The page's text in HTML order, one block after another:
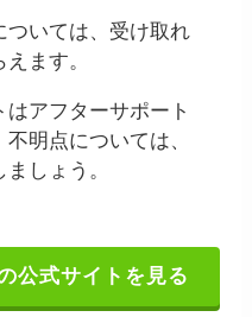
ついては、受け取れ
ます。
アフターサポート
明点については、
しょう。
公式サイトを見る